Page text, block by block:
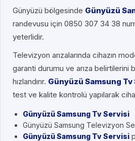
Günyüzü bölgesinde Günyüzü
randevusu için 0850 307 34 38
yeterlidir.
Televizyon arızalarında cihazın
garanti durumu ve arıza belirtilerini
hızlandırır. Günyüzü Samsung Tv
test ve kalite kontrolü yapılarak
Günyüzü Samsung Tv Servisi
Günyüzü Samsung Televizyon
Günyüzü Samsung Tv Servisi